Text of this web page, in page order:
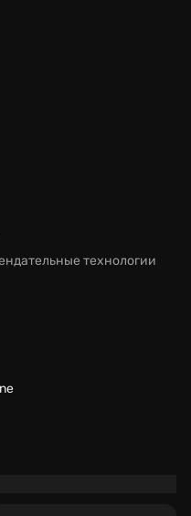
технологии